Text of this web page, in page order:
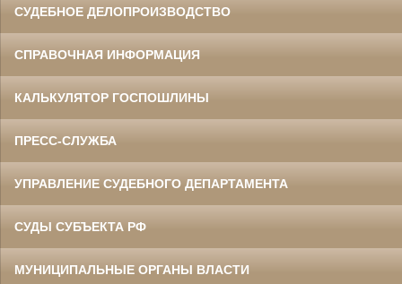
СУДЕБНОЕ ДЕЛОПРОИЗВОДСТВО
СПРАВОЧНАЯ ИНФОРМАЦИЯ
КАЛЬКУЛЯТОР ГОСПОШЛИНЫ
ПРЕСС-СЛУЖБА
УПРАВЛЕНИЕ СУДЕБНОГО ДЕПАРТАМЕНТА
СУДЫ СУБЪЕКТА РФ
МУНИЦИПАЛЬНЫЕ ОРГАНЫ ВЛАСТИ